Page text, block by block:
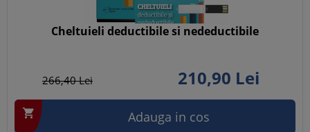
Cheltuieli deductibile si nedeductibile
266,40Lei 210,90 Lei
 Adauga in cos